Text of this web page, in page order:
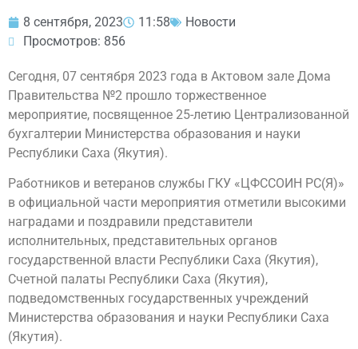
8 сентября, 2023 11:58
Новости
Просмотров: 856
Сегодня, 07 сентября 2023 года в Актовом зале Дома
Правительства №2 прошло торжественное
мероприятие, посвященное 25-летию Централизованной
бухгалтерии Министерства образования и науки
Республики Саха (Якутия).
Работников и ветеранов службы ГКУ «ЦФССОИН РС(Я)»
в официальной части мероприятия отметили высокими
наградами и поздравили представители
исполнительных, представительных органов
государственной власти Республики Саха (Якутия),
Счетной палаты Республики Саха (Якутия),
подведомственных государственных учреждений
Министерства образования и науки Республики Саха
(Якутия).